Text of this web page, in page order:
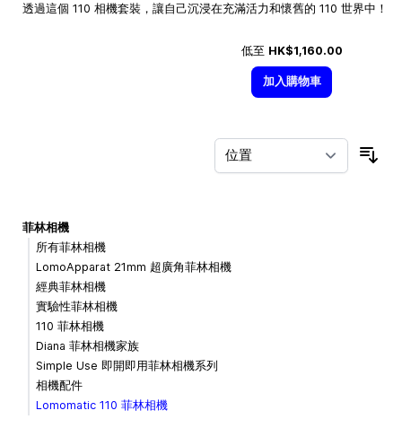
透過這個 110 相機套裝，讓自己沉浸在充滿活力和懷舊的 110 世界中！
低至 HK$1,160.00
加入購物車
菲林相機
所有菲林相機
LomoApparat 21mm 超廣角菲林相機
經典菲林相機
實驗性菲林相機
110 菲林相機
Diana 菲林相機家族
Simple Use 即開即用菲林相機系列
相機配件
Lomomatic 110 菲林相機